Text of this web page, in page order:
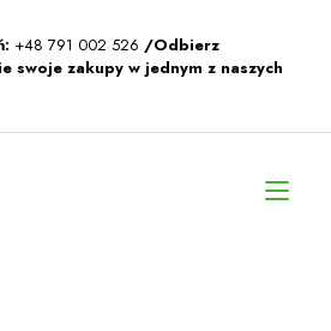
+48 791 002 526 /Odbierz
swoje zakupy w jednym z naszych